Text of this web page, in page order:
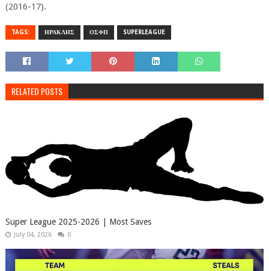
(2016-17).
TAGS: ΗΡΑΚΛΗΣ ΟΣΦΠ SUPERLEAGUE
RELATED POSTS
Super League 2025-2026 | Most Saves
July 04, 2026 0